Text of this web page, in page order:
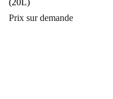
(20L)
Prix sur demande